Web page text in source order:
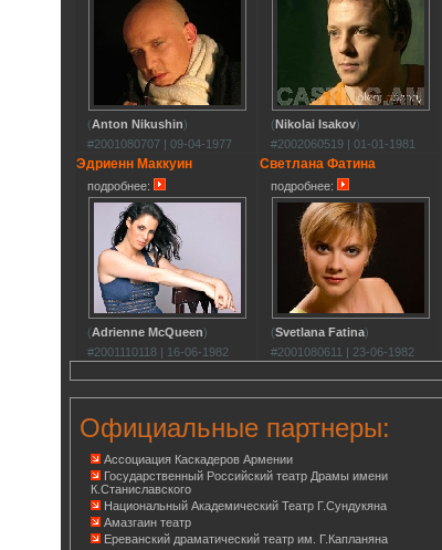
(Anton Nikushin)
#2001080707 | 09-04-1977
(Nikolai Isakov)
#2002060519 | 01-01-1981
Эдриенн Маккуин
подробнее:
(Adrienne McQueen)
#2001110118 | 16-06-1982
Светлана Фатина
подробнее:
(Svetlana Fatina)
#2001080611 | 23-06-1982
Официальные партнеры:
Ассоциация Каскадеров Армении
Государственный Российский театр Драмы имени
К.Станиславского
Национальный Академический Театр Г.Сундукяна
Амазгаин театр
Ереванский драматический театр им. Г.Капланяна